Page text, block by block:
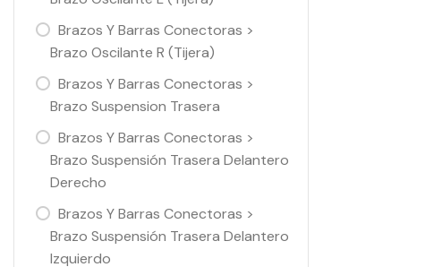
Brazos Y Barras Conectoras >
Brazo Oscilante R (Tijera)
Brazos Y Barras Conectoras >
Brazo Suspension Trasera
Brazos Y Barras Conectoras >
Brazo Suspensión Trasera Delantero
Derecho
Brazos Y Barras Conectoras >
Brazo Suspensión Trasera Delantero
Izquierdo